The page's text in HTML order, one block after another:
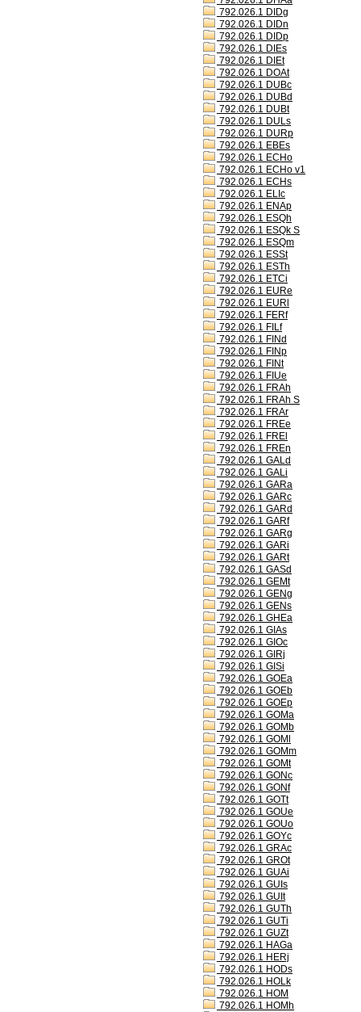
792.026.1 DIDg
792.026.1 DIDn
792.026.1 DIDp
792.026.1 DIEs
792.026.1 DIEt
792.026.1 DOAt
792.026.1 DUBc
792.026.1 DUBd
792.026.1 DUBt
792.026.1 DULs
792.026.1 DURp
792.026.1 EBEs
792.026.1 ECHo
792.026.1 ECHo v1
792.026.1 ECHs
792.026.1 ELIc
792.026.1 ENAp
792.026.1 ESQh
792.026.1 ESQk S
792.026.1 ESQm
792.026.1 ESSt
792.026.1 ESTh
792.026.1 ETCi
792.026.1 EURe
792.026.1 EURl
792.026.1 FERf
792.026.1 FILf
792.026.1 FINd
792.026.1 FINp
792.026.1 FINt
792.026.1 FIUe
792.026.1 FRAh
792.026.1 FRAh S
792.026.1 FRAr
792.026.1 FREe
792.026.1 FREl
792.026.1 FREn
792.026.1 GALd
792.026.1 GALi
792.026.1 GARa
792.026.1 GARc
792.026.1 GARd
792.026.1 GARf
792.026.1 GARg
792.026.1 GARi
792.026.1 GARt
792.026.1 GASd
792.026.1 GEMt
792.026.1 GENg
792.026.1 GENs
792.026.1 GHEa
792.026.1 GIAs
792.026.1 GIOc
792.026.1 GIRj
792.026.1 GISi
792.026.1 GOEa
792.026.1 GOEb
792.026.1 GOEp
792.026.1 GOMa
792.026.1 GOMb
792.026.1 GOMl
792.026.1 GOMm
792.026.1 GOMt
792.026.1 GONc
792.026.1 GONf
792.026.1 GOTt
792.026.1 GOUe
792.026.1 GOUo
792.026.1 GOYc
792.026.1 GRAc
792.026.1 GROt
792.026.1 GUAi
792.026.1 GUIs
792.026.1 GUIt
792.026.1 GUTh
792.026.1 GUTi
792.026.1 GUZt
792.026.1 HAGa
792.026.1 HERj
792.026.1 HODs
792.026.1 HOLk
792.026.1 HOM
792.026.1 HOMh